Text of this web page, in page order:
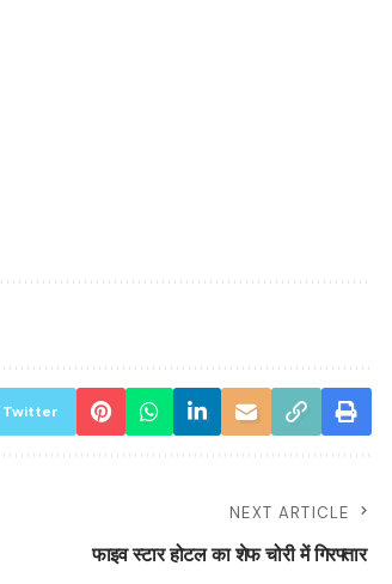
Twitter
NEXT ARTICLE
फाइव स्टार होटल का शेफ चोरी में गिरफ्तार